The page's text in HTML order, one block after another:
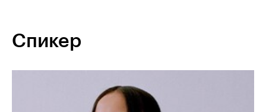
Спикер